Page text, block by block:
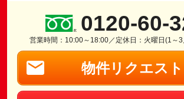
0120-60-
営業時間：10:00～18:00／定休日：火曜日(1～
物件リクエスト